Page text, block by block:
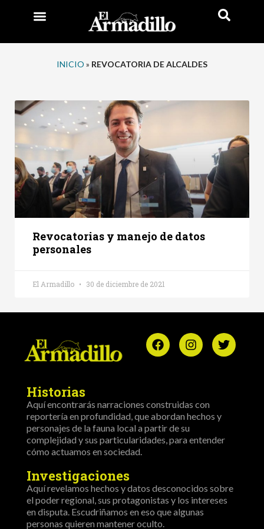
INICIO » REVOCATORIA DE ALCALDES
Revocatorias y manejo de datos
personales
El Armadillo 30 de diciembre de 2021
Historias
Aquí encontrarás narraciones construidas con
reportería en profundidad, que abordan hechos y
personajes de la fauna local a partir de su
complejidad y sus particularidades, para entender
cómo actuamos en sociedad.
Investigaciones
Aquí revelamos hechos y datos desconocidos sobre
el poder regional, sus protagonistas y los intereses
en disputa. Escudriñamos en eso que algunas
personas quieren mantener oculto.